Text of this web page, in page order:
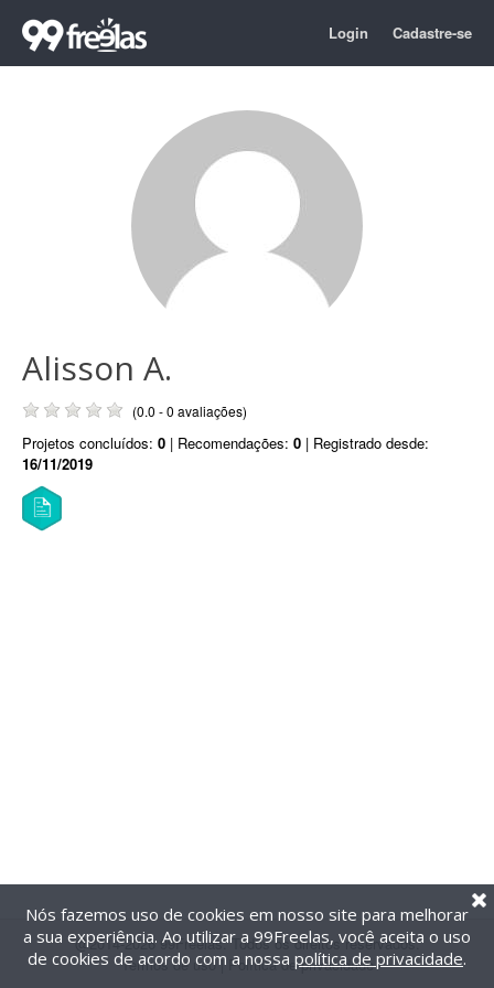
Login Cadastre-se
Alisson A.
(0.0 - 0 avaliações)
Projetos concluídos: 0 | Recomendações: 0 | Registrado desde:
16/11/2019
@2014-2026 99Freelas. Todos os direitos reservados.
Termos de uso| Política de privacidade
Nós fazemos uso de cookies em nosso site para melhorar
a sua experiência. Ao utilizar a 99Freelas, você aceita o uso
de cookies de acordo com a nossa política de privacidade.